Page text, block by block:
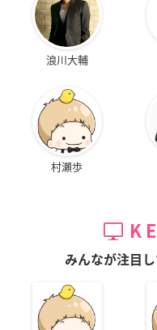
浪川大輔
村瀬歩
みんなが注目